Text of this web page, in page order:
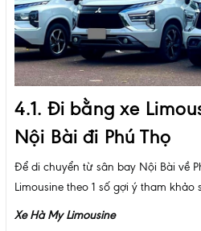
4.1. Đi bằng xe
Nội Bài đi Phú Thọ
Để di chuyển từ sân bay Nội Bài về
Limousine theo 1 số gợi ý tham khảo
Xe Hà My Limousine